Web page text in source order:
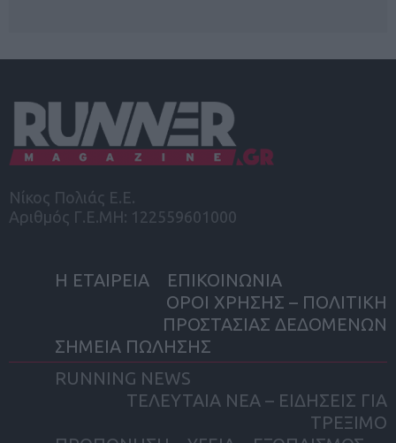
Νίκος Πολιάς Ε.Ε.
Αριθμός Γ.Ε.ΜΗ: 122559601000
Η ΕΤΑΙΡΕΙΑ
ΕΠΙΚΟΙΝΩΝΙΑ
ΟΡΟΙ ΧΡΗΣΗΣ – ΠΟΛΙΤΙΚΗ
ΠΡΟΣΤΑΣΙΑΣ ΔΕΔΟΜΕΝΩΝ
ΣΗΜΕΙΑ ΠΩΛΗΣΗΣ
RUNNING NEWS
ΤΕΛΕΥΤΑΙΑ ΝΕΑ – ΕΙΔΗΣΕΙΣ ΓΙΑ
ΤΡΕΞΙΜΟ